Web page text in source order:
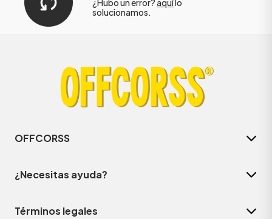
solucionamos.
OFFCORSS
¿Necesitas ayuda?
Términos legales